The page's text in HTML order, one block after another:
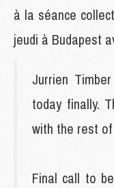
à la séance
jeudi à Budapest
Jurrien
today finally.
with the rest
Final call to